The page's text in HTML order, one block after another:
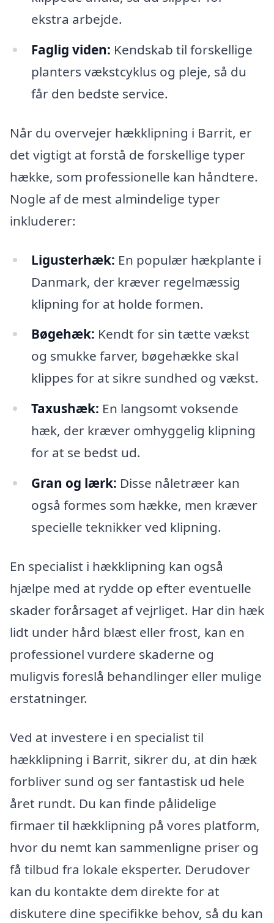
ekstra arbejde.
Faglig viden: Kendskab til forskellige
planters vækstcyklus og pleje, så du
får den bedste service.
Når du overvejer hækklipning i Barrit, er
det vigtigt at forstå de forskellige typer
hække, som professionelle kan håndtere.
Nogle af de mest almindelige typer
inkluderer:
Ligusterhæk: En populær hækplante i
Danmark, der kræver regelmæssig
klipning for at holde formen.
Bøgehæk: Kendt for sin tætte vækst
og smukke farver, bøgehække skal
klippes for at sikre sundhed og vækst.
Taxushæk: En langsomt voksende
hæk, der kræver omhyggelig klipning
for at se bedst ud.
Gran og lærk: Disse nåletræer kan
også formes som hække, men kræver
specielle teknikker ved klipning.
En specialist i hækklipning kan også
hjælpe med at rydde op efter eventuelle
skader forårsaget af vejrliget. Har din hæk
lidt under hård blæst eller frost, kan en
professionel vurdere skaderne og
muligvis foreslå behandlinger eller mulige
erstatninger.
Ved at investere i en specialist til
hækklipning i Barrit, sikrer du, at din hæk
forbliver sund og ser fantastisk ud hele
året rundt. Du kan finde pålidelige
firmaer til hækklipning på vores platform,
hvor du nemt kan sammenligne priser og
få tilbud fra lokale eksperter. Derudover
kan du kontakte dem direkte for at
diskutere dine specifikke behov, så du kan